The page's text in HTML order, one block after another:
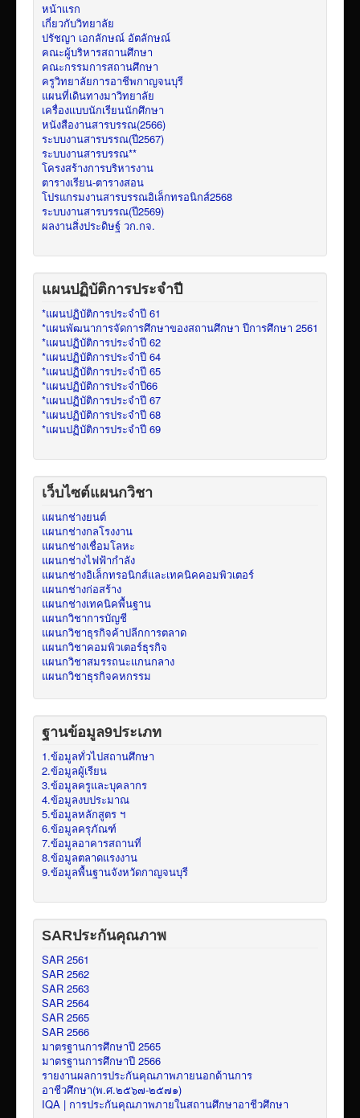
หน้าแรก
เกี่ยวกับวิทยาลัย
ปรัชญา เอกลักษณ์ อัตลักษณ์
คณะผู้บริหารสถานศึกษา
คณะกรรมการสถานศึกษา
ครูวิทยาลัยการอาชีพกาญจนบุรี
แผนที่เดินทางมาวิทยาลัย
เครื่องแบบนักเรียนนักศึกษา
หนังสืองานสารบรรณ(2566)
ระบบงานสารบรรณ(ปี2567)
ระบบงานสารบรรณ**
โครงสร้างการบริหารงาน
ตารางเรียน-ตารางสอน
โปรแกรมงานสารบรรณอิเล็กทรอนิกส์2568
ระบบงานสารบรรณ(ปี2569)
ผลงานสิ่งประดิษฐ์ วก.กจ.
แผนปฏิบัติการประจำปี
*แผนปฏิบัติการประจำปี 61
*แผนพัฒนาการจัดการศึกษาของสถานศึกษา ปีการศึกษา 2561
*แผนปฏิบัติการประจำปี 62
*แผนปฏิบัติการประจำปี 64
*แผนปฏิบัติการประจำปี 65
*แผนปฏิบัติการประจำปี66
*แผนปฏิบัติการประจำปี 67
*แผนปฏิบัติการประจำปี 68
*แผนปฏิบัติการประจำปี 69
เว็บไซต์แผนกวิชา
แผนกช่างยนต์
แผนกช่างกลโรงงาน
แผนกช่างเชื่อมโลหะ
แผนกช่างไฟฟ้ากำลัง
แผนกช่างอิเล็กทรอนิกส์และเทคนิคคอมพิวเตอร์
แผนกช่างก่อสร้าง
แผนกช่างเทคนิคพื้นฐาน
แผนกวิชาการบัญชี
แผนกวิชาธุรกิจค้าปลีกการตลาด
แผนกวิชาคอมพิวเตอร์ธุรกิจ
แผนกวิชาสมรรถนะแกนกลาง
แผนกวิชาธุรกิจคหกรรม
ฐานข้อมูล9ประเภท
1.ข้อมูลทั่วไปสถานศึกษา
2.ข้อมูลผู้เรียน
3.ข้อมูลครูและบุคลากร
4.ข้อมูลงบประมาณ
5.ข้อมูลหลักสูตร ฯ
6.ข้อมูลครุภัณฑ์
7.ข้อมูลอาคารสถานที่
8.ข้อมูลตลาดแรงงาน
9.ข้อมูลพื้นฐานจังหวัดกาญจนบุรี
SARประกันคุณภาพ
SAR 2561
SAR 2562
SAR 2563
SAR 2564
SAR 2565
SAR 2566
มาตรฐานการศึกษาปี 2565
มาตรฐานการศึกษาปี 2566
รายงานผลการประกันคุณภาพภายนอกด้านการ
อาชีวศึกษา(พ.ศ.๒๕๖๗-๒๕๗๑)
IQA | การประกันคุณภาพภายในสถานศึกษาอาชีวศึกษา